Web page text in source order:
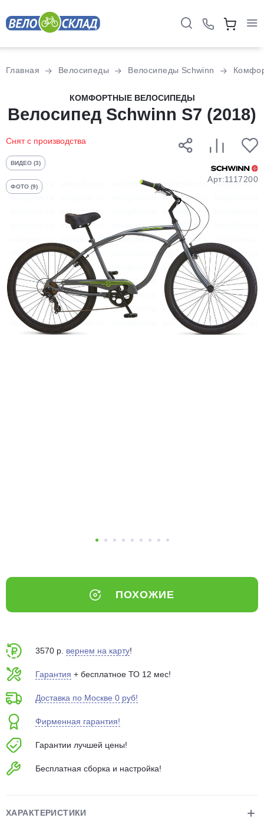
Главная Велосипеды Велосипеды Schwinn
КОМФОРТНЫЕ ВЕЛОСИПЕДЫ
Велосипед Schwinn S7 (2018)
Снят с производства
ВИДЕО (3)
ФОТО (9)
Арт:1117200
ПОХОЖИЕ
3570 р. вернем на карту!
Гарантия + бесплатное ТО 12 мес!
Доставка по Москве 0 руб!
Фирменная гарантия!
Гарантии лучшей цены!
Бесплатная сборка и настройка!
ХАРАКТЕРИСТИКИ
Разбейте
оплатуна части
без переплат
График платежей
Добавляйте товары
в корзину
Оплачивайте сегодня только
об оплате Плайтом
недели
Остались вопросы?
8 800 302-02-51